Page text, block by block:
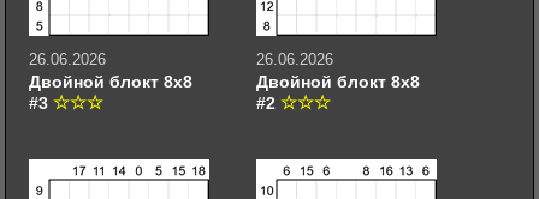
26.06.2026
Двойной блокт 8х8
#3
26.06.2026
Двойной блокт 8х8
#2